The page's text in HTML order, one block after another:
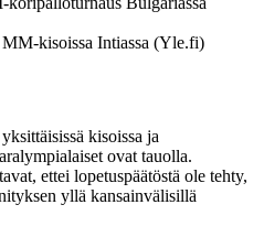
MM-kisoissa Intiassa (Yle.fi)
kisoissa ja
ovat tauolla.
ettei lopetuspäätöstä ole tehty,
yllä kansainvälisillä